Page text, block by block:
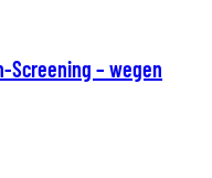
– wegen